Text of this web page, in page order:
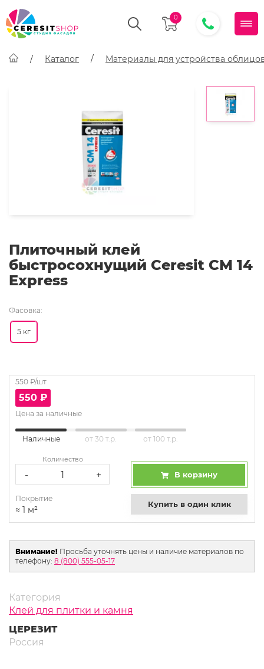
0
Каталог Материалы для устройства
Плиточный клей
быстросохнущий Ceresit CM 14
Express
Фасовка:
5 кг
550 ₽/шт
550 ₽
Цена за наличные
Наличные от 30 т.р. от 100 т.р.
Количество
- + В корзину
Покрытие
≈ 1 м²
Купить в один клик
Внимание! Просьба уточнять цены и наличие материалов по
телефону: 8 (800) 555-05-17
Категория
Клей для плитки и камня
ЦЕРЕЗИТ
Россия